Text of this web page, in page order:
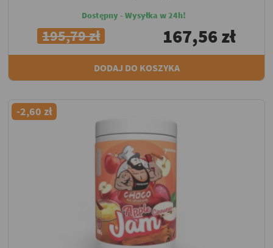
Dostępny - Wysyłka w 24h!
195,79 zł 167,56 zł
DODAJ DO KOSZYKA
-2,60 zł